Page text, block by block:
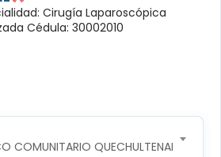
Cirugía Laparoscópica
Cédula: 30002010
COMUNITARIO QUECHULTENANGO